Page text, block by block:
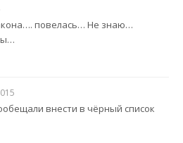
повелась… Не знаю…
внести в чёрный список